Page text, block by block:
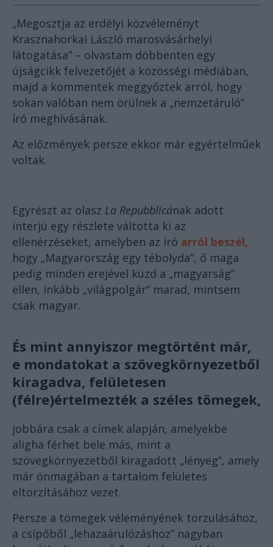
„Megosztja az erdélyi közvéleményt
Krasznahorkai László marosvásárhelyi
látogatása” – olvastam döbbenten egy
újságcikk felvezetőjét a közösségi médiában,
majd a kommentek meggyőztek arról, hogy
sokan valóban nem örülnek a „nemzetáruló”
író meghívásának.
Az előzmények persze ekkor már egyértelműek
voltak.
Egyrészt az olasz La Repubblicának adott
interjú egy részlete váltotta ki az
ellenérzéseket, amelyben az író arról beszél,
hogy „Magyarország egy tébolyda”, ő maga
pedig minden erejével küzd a „magyarság”
ellen, inkább „világpolgár” marad, mintsem
csak magyar.
És mint annyiszor megtörtént már,
e mondatokat a szövegkörnyezetből
kiragadva, felületesen
(félre)értelmezték a széles tömegek,
jobbára csak a címek alapján, amelyekbe
aligha férhet bele más, mint a
szövegkörnyezetből kiragadott „lényeg”, amely
már önmagában a tartalom felületes
eltorzításához vezet.
Persze a tömegek véleményének torzulásához,
a csípőből „lehazaárulózáshoz” nagyban